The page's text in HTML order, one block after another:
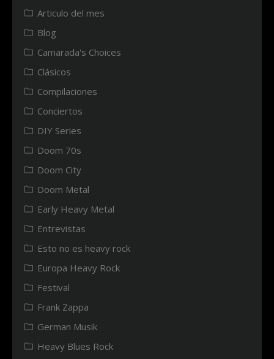
Articulo del mes
Blog
Camarada's Choices
Clásicos
Compilaciones
Conciertos
DIY Series
Doom 70s
Doom City
Doom Metal
Early Heavy Metal
Entrevistas
Esto no es heavy rock
Europa Heavy Rock
Festival
Frank Zappa
German Musik
Heavy Blues Rock